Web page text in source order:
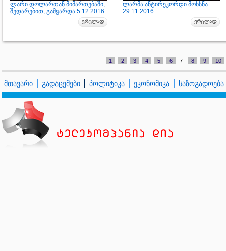
ლარი დოლართან მიმართებაში,
შედარებით, გამყარდა 5.12.2016
ლარმა ანტირეკორდი მოხსნა
29.11.2016
1 2 3 4 5 6 7 8 9 10
მთავარი გადაცემები პოლიტიკა ეკონომიკა საზოგადოება